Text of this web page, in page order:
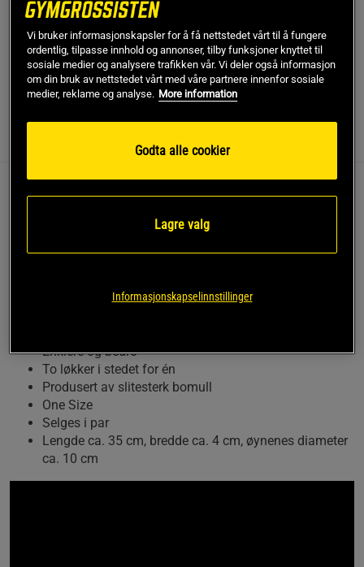
Figure 8 Straps er oppgradert fra vanlig trekkreim til et
enklere og bedre alternativ som forbedrer grepet ditt og
avlaster underarmene ved tunge løft.
Les mer
Anmeldelser (5)
Figure 8 Straps er oppgradert fra vanlig trekkreim til et
avlaster underarmene ved tunge løft. Reimene fra C.P.
Sports har en smart design med to løkker i stedet for én, der
Enklere og bedre
To løkker i stedet for én
Produsert av slitesterk bomull
One Size
Selges i par
Lengde ca. 35 cm, bredde ca. 4 cm, øynenes diameter
ca. 10 cm
Vi bruker informasjonskapsler for å få nettstedet vårt til å fungere
ordentlig, tilpasse innhold og annonser, tilby funksjoner knyttet til
sosiale medier og analysere trafikken vår. Vi deler også informasjon
om din bruk av nettstedet vårt med våre partnere innenfor sosiale
medier, reklame og analyse. More information
Godta alle cookier
Lagre valg
Informasjonskapselinnstillinger